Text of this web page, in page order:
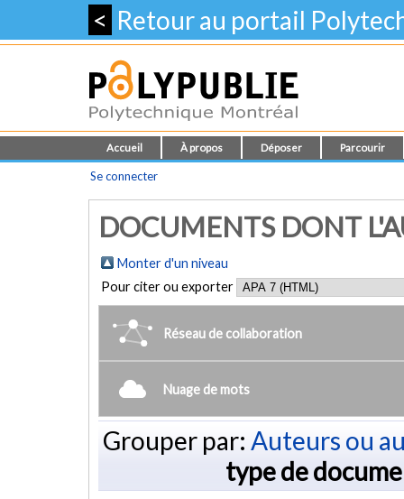
< Retour au portail
Accueil À propos Déposer Parcourir
Se connecter
DOCUMENTS DONT
Monter d'un niveau
Pour citer ou exporter
Réseau de collaboration
Nuage de mots
Grouper par: Auteurs ou
type de